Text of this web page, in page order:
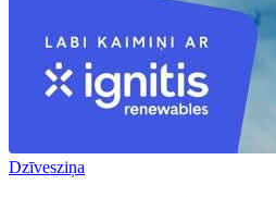
Dzīvesziņa